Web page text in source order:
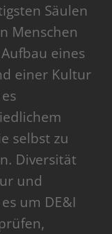
Säulen
Menschen
eines
einer Kultur
selbst zu
Diversität
und
um DE&I